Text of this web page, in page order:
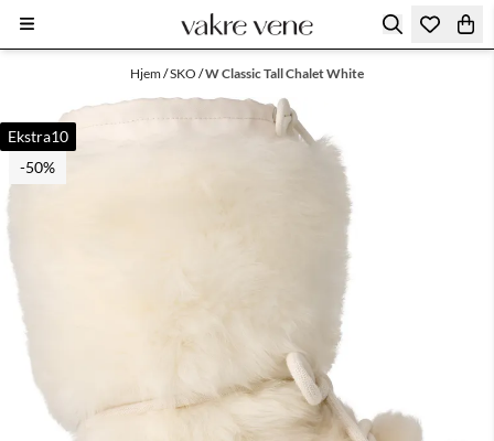
Hopp til innhold
Hjem/SKO /W Classic Tall Chalet White
Ekstra10
-50%